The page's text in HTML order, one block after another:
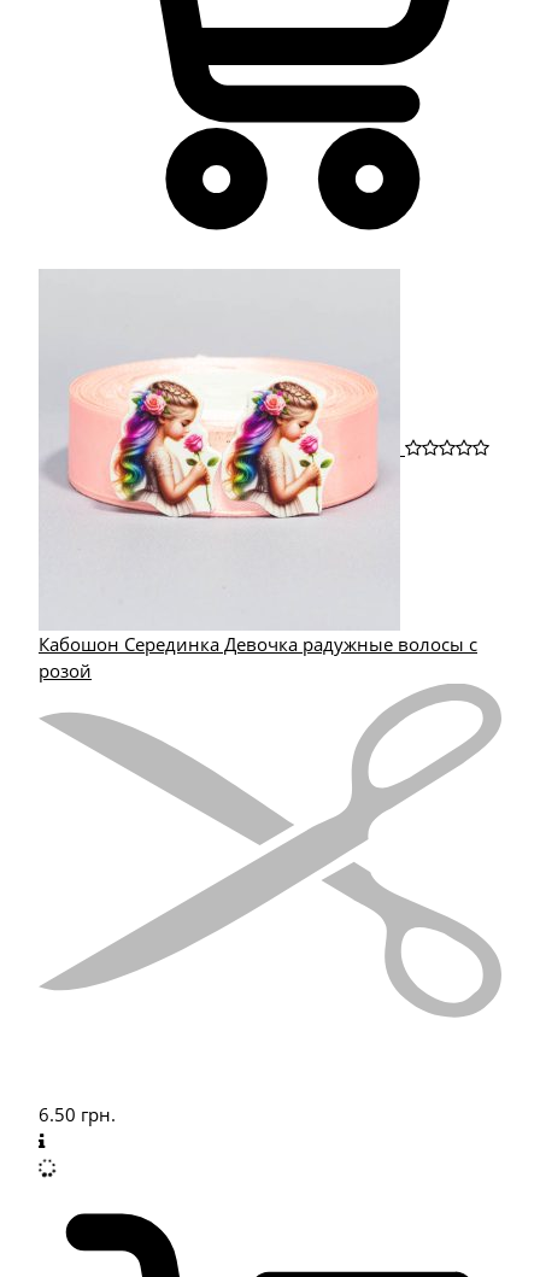
Кабошон Серединка Девочка радужные волосы с
розой
6.50 грн.